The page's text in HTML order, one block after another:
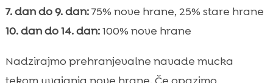
7. dan do 9. dan:75% nove hrane, 25% stare hrane
10. dan do 14. dan:100% nove hrane
Nadzirajmo prehranjevalne navade mucka